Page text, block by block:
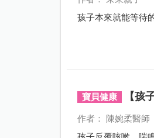
孩子本來就能等待
寶貝健康 【孩
作者： 陳婉柔醫師